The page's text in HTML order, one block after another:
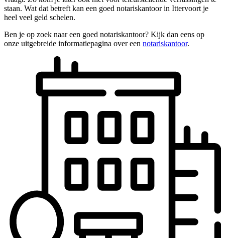
staan. Wat dat betreft kan een goed notariskantoor in Ittervoort je
heel veel geld schelen.
Ben je op zoek naar een goed notariskantoor? Kijk dan eens op
onze uitgebreide informatiepagina over een notariskantoor.